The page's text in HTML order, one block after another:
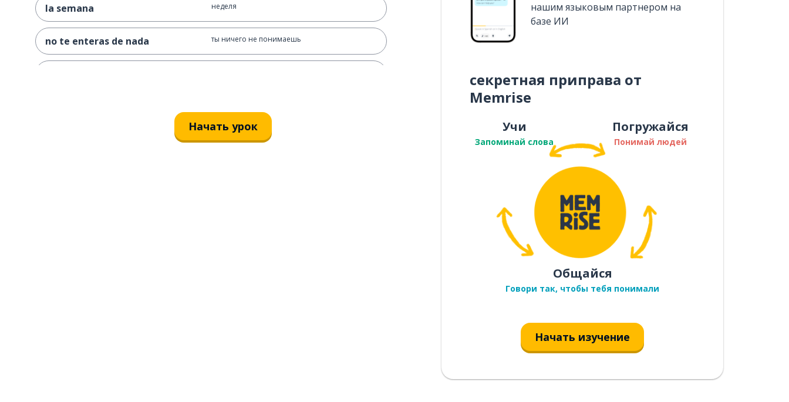
la semana неделя
no te enteras de nada ты ничего не понимаешь
Начать урок
нашим языковым партнером на
базе ИИ
секретная приправа от
Memrise
Учи
Запоминай слова
Погружайся
Понимай людей
Общайся
Говори так, чтобы тебя понимали
Начать изучение